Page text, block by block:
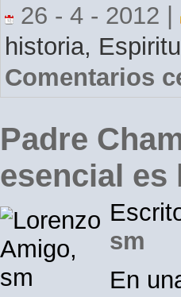
26 - 4 - 2012 |
historia,
Comentarios
Padre
esencial
sm
En